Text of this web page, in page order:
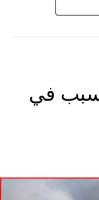
به
في خصوص
في